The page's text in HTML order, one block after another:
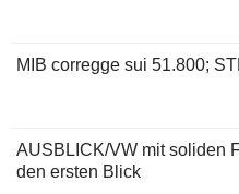
MIB corregge sui 51.800;
AUSBLICK/VW mit soliden
den ersten Blick